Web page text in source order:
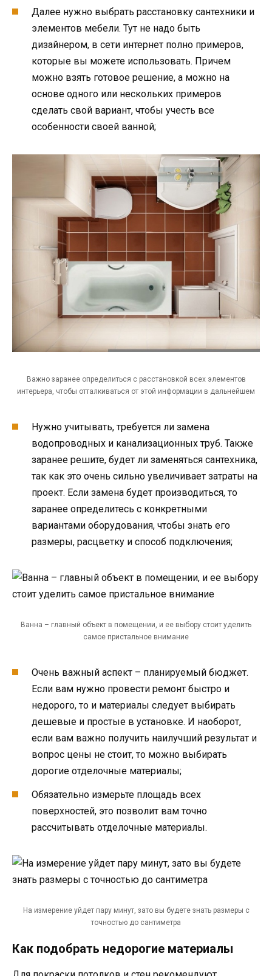
Далее нужно выбрать расстановку сантехники и
элементов мебели. Тут не надо быть
дизайнером, в сети интернет полно примеров,
которые вы можете использовать. Причем
можно взять готовое решение, а можно на
основе одного или нескольких примеров
сделать свой вариант, чтобы учесть все
особенности своей ванной;
Важно заранее определиться с расстановкой всех элементов
интерьера, чтобы отталкиваться от этой информации в дальнейшем
Нужно учитывать, требуется ли замена
водопроводных и канализационных труб. Также
заранее решите, будет ли заменяться сантехника,
так как это очень сильно увеличивает затраты на
проект. Если замена будет производиться, то
заранее определитесь с конкретными
вариантами оборудования, чтобы знать его
размеры, расцветку и способ подключения;
Ванна – главный объект в помещении, и ее выбору стоит уделить
самое пристальное внимание
Очень важный аспект – планируемый бюджет.
Если вам нужно провести ремонт быстро и
недорого, то и материалы следует выбирать
дешевые и простые в установке. И наоборот,
если вам важно получить наилучший результат и
вопрос цены не стоит, то можно выбирать
дорогие отделочные материалы;
Обязательно измерьте площадь всех
поверхностей, это позволит вам точно
рассчитывать отделочные материалы.
На измерение уйдет пару минут, зато вы будете знать размеры с
точностью до сантиметра
Как подобрать недорогие материалы